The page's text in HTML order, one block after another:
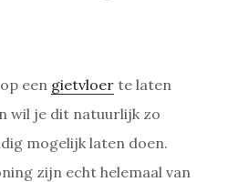
een gietvloerte laten
wil je dit natuurlijk zo
mogelijk laten doen.
zijn echt helemaal van